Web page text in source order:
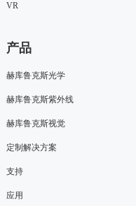
VR
产品
赫库鲁克斯光学
赫库鲁克斯紫外线
赫库鲁克斯视觉
定制解决方案
支持
应用